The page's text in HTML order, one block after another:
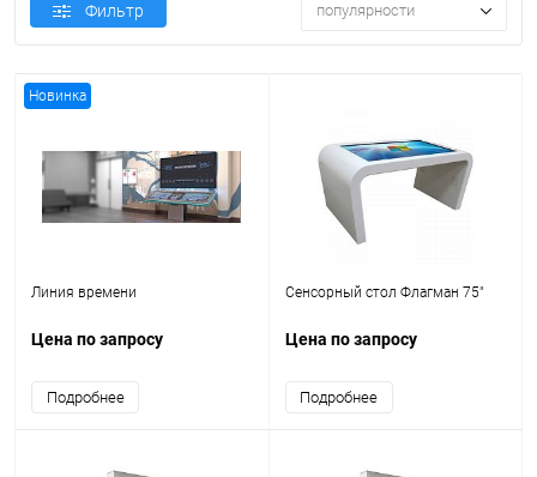
Фильтр популярности
Новинка
Линия времени
Цена по запросу
Подробнее
Сенсорный стол Флагман 75"
Цена по запросу
Подробнее